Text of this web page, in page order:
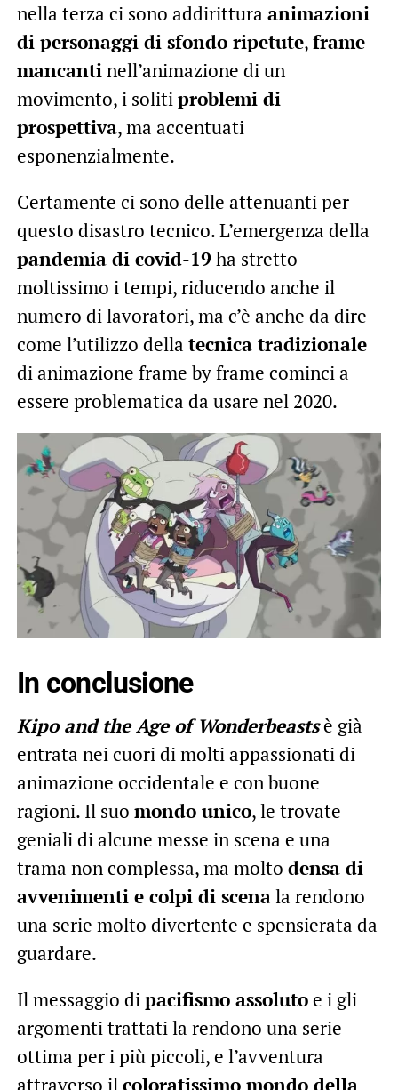
nella terza ci sono addirittura animazioni
di personaggi di sfondo ripetute,frame
mancantinell’animazione di un
movimento, i solitiproblemi di
prospettiva, ma accentuati
esponenzialmente.
Certamente ci sono delle attenuanti per
questo disastro tecnico. L’emergenza della
pandemia di covid-19ha stretto
moltissimo i tempi, riducendo anche il
numero di lavoratori, ma c’è anche da dire
come l’utilizzo della tecnica tradizionale
di animazione frame by frame cominci a
essere problematica da usare nel 2020.
In conclusione
Kipo and the Age of Wonderbeastsè già
entrata nei cuori di molti appassionati di
animazione occidentale e con buone
ragioni. Il suo mondo unico, le trovate
geniali di alcune messe in scena e una
trama non complessa, ma molto densa di
avvenimenti e colpi di scenala rendono
una serie molto divertente e spensierata da
guardare.
Il messaggio dipacifismo assolutoe i gli
argomenti trattati la rendono una serie
ottima per i più piccoli, e l’avventura
attraverso il coloratissimo mondo della